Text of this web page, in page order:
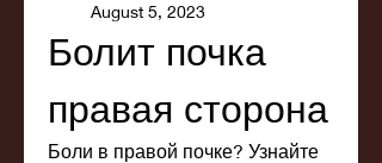
August 5, 2023
Болит почка
правая сторона
Боли в правой почке? Узнайте